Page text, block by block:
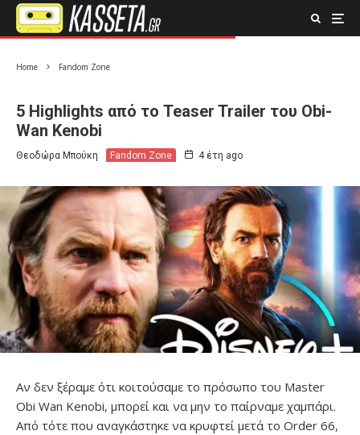
Home Fandom Zone
5 Highlights από το Teaser Trailer του Obi-
Wan Kenobi
Θεοδώρα Μπούκη Fandom Zone 4 έτη ago
Αν δεν ξέραμε ότι κοιτούσαμε το πρόσωπο του Master
Obi Wan Kenobi, μπορεί και να μην το παίρναμε χαμπάρι.
Από τότε που αναγκάστηκε να κρυφτεί μετά το Order 66,